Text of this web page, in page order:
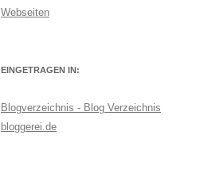
Webseiten
EINGETRAGEN IN:
Blogverzeichnis - Blog Verzeichnis
bloggerei.de